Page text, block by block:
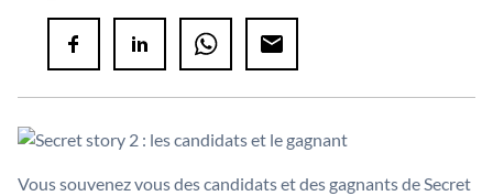
Vous souvenez vous des candidats et des gagnants de Secret